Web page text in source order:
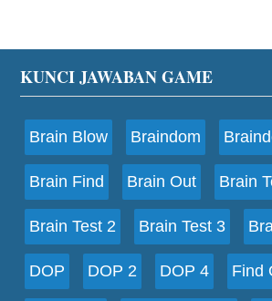
Footer
KUNCI JAWABAN GAME
Brain Blow Braindom
Brain Find Brain Out Brain
Brain Test 2 Brain Test 3
DOP DOP 2 DOP 4 Find